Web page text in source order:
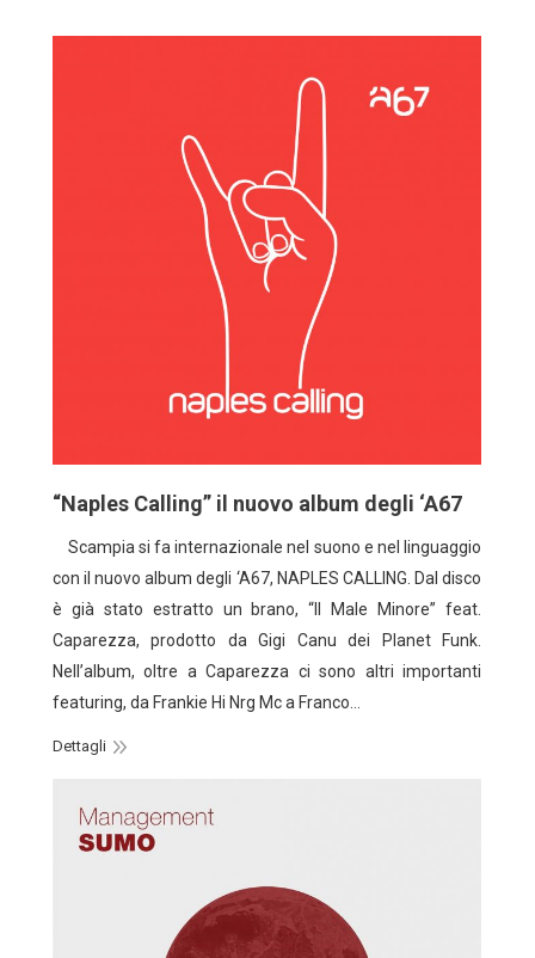
“Naples Calling” il nuovo album degli ‘A67
Scampia si fa internazionale nel suono e nel linguaggio
con il nuovo album degli ‘A67, NAPLES CALLING. Dal disco
è già stato estratto un brano, “Il Male Minore” feat.
Caparezza, prodotto da Gigi Canu dei Planet Funk.
Nell’album, oltre a Caparezza ci sono altri importanti
featuring, da Frankie Hi Nrg Mc a Franco…
Dettagli